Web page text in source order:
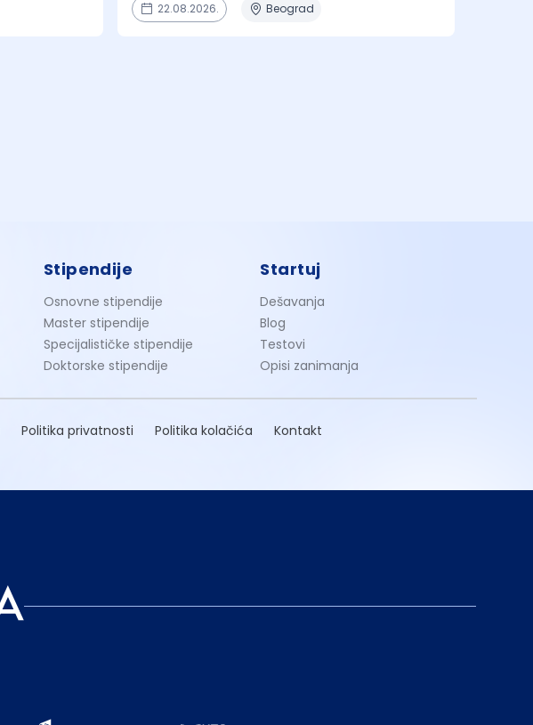
22.08.2026. Beograd
Stipendije
Osnovne stipendije
Master stipendije
Specijalističke stipendije
Doktorske stipendije
Startuj
Dešavanja
Blog
Testovi
Opisi zanimanja
Politika privatnosti Politika kolačića Kontakt